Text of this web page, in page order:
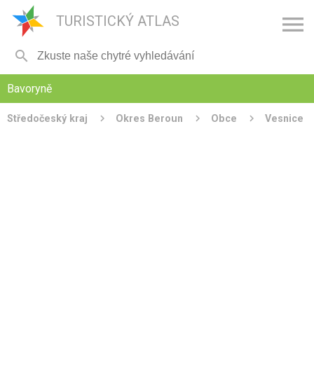
TURISTICKÝ ATLAS 

Bavoryně
Středočeský kraj Okres Beroun Obce Vesnice